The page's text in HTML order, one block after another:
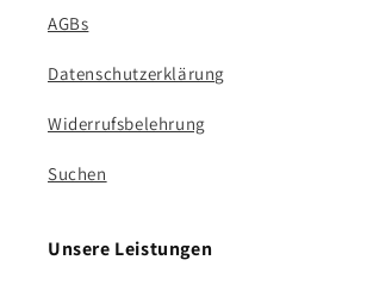
AGBs
Datenschutzerklärung
Widerrufsbelehrung
Suchen
Unsere Leistungen